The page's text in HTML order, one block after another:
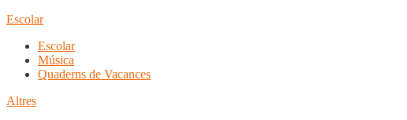
Escolar
Escolar
Música
Quaderns de Vacances
Altres